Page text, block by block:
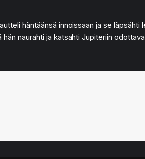
häntäänsä innoissaan ja se
naurahti ja katsahti Jupiteriin